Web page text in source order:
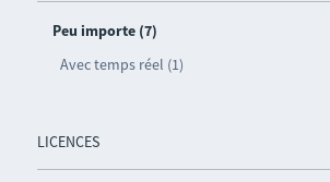
Peu importe (7)
Avec temps réel (1)
LICENCES